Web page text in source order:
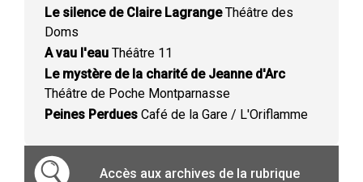
Le silence de Claire LagrangeThéâtre des
Doms
A vau l'eau Théâtre 11
Le mystère de la charité de Jeanne d'Arc
Théâtre de Poche Montparnasse
Peines Perdues Café de la Gare / L'Oriflamme
Accès aux archives de la rubrique